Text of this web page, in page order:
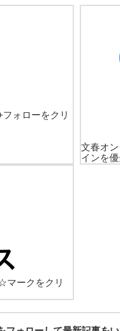
フォローをクリ
文春オ
インを
マークをクリ